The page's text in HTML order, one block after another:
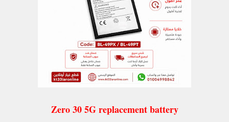
Zero 30 5G replacement battery